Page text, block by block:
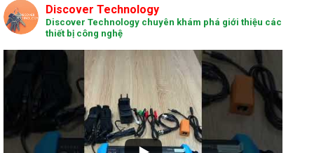
Discover Technology
Discover Technology chuyên khám phá giới thiệu các
thiết bị công nghệ